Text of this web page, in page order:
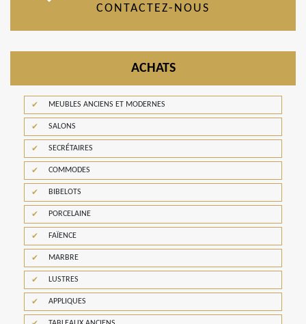
CONTACTEZ-NOUS
ACHATS
MEUBLES ANCIENS ET MODERNES
SALONS
SECRÉTAIRES
COMMODES
BIBELOTS
PORCELAINE
FAÏENCE
MARBRE
LUSTRES
APPLIQUES